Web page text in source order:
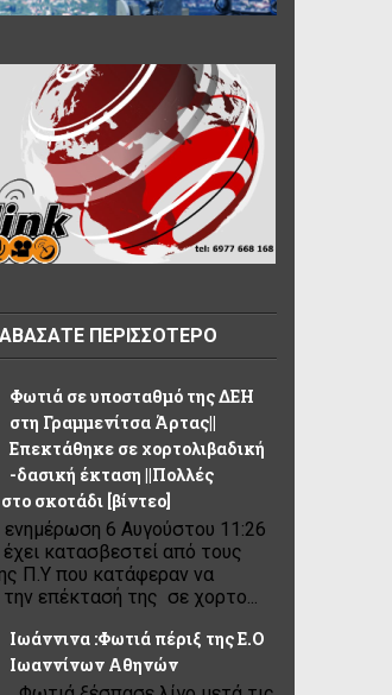
ΠΕΡΙΣΣΟΤΕΡΟ
Φωτιά σε υποσταθμό της ΔΕΗ
στη Γραμμενίτσα Άρτας||
Επεκτάθηκε σε χορτολιβαδική
-δασική έκταση ||Πολλές
σκοτάδι [βίντεο]
ενημέρωση 6 Αυγούστου 11:26
κατασβεστεί από τους
Π.Υ που κατάφεραν να
επέκτασή της σε χορτο...
Ιωάννινα :Φωτιά πέριξ της Ε.Ο
Ιωαννίνων Αθηνών